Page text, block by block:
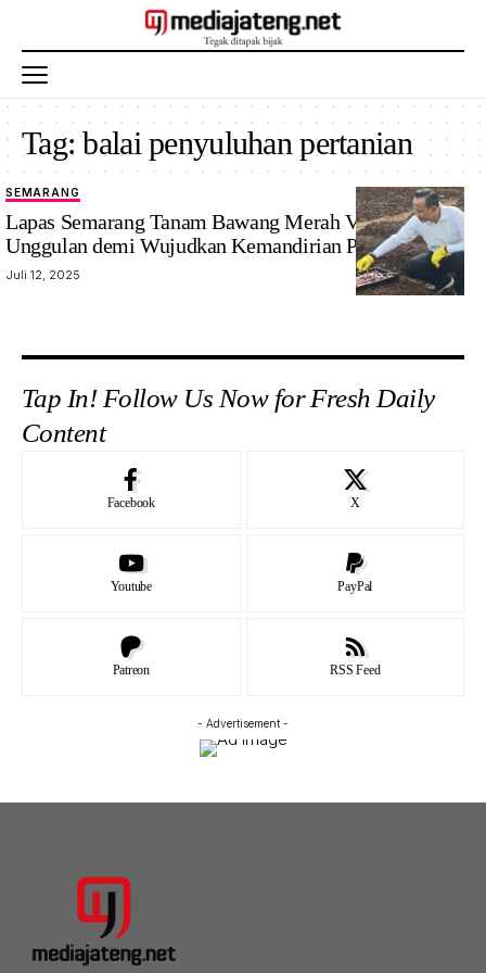
Tag:balai penyuluhan pertanian
SEMARANG
Lapas Semarang Tanam Bawang Merah Varietas
Unggulan demi Wujudkan Kemandirian Pangan
Juli 12, 2025
Tap In! Follow Us Now for Fresh Daily
Content
Facebook X
Youtube PayPal
Patreon RSS Feed
- Advertisement -